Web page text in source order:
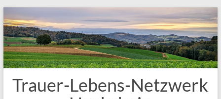
Inhalt
springen
Trauer-Lebens-Netzwerk